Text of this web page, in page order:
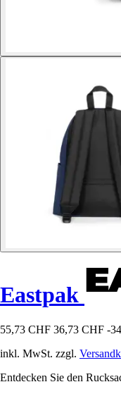
Eastpak
55,73 CHF 36,73 CHF -
inkl. MwSt. zzgl.
Entdecken Sie den